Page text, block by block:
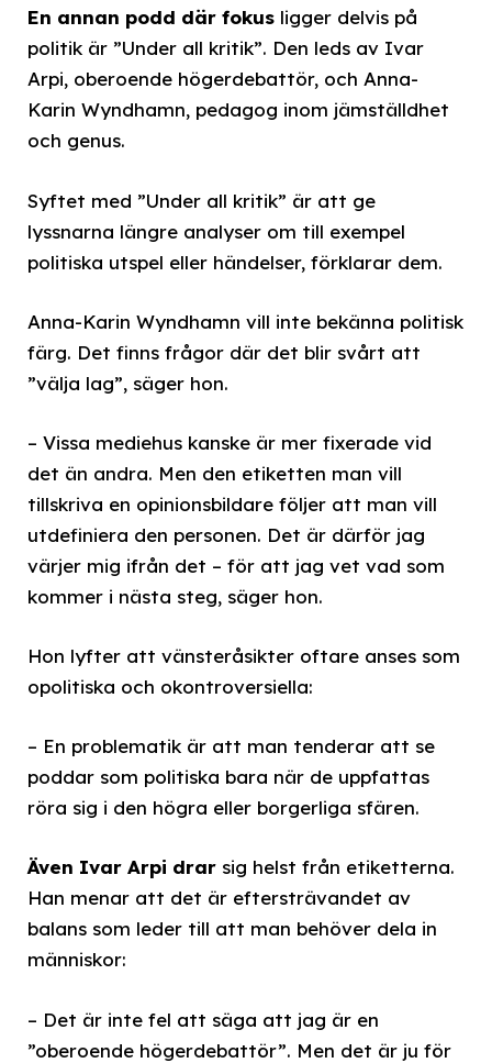
En annan podd där fokus ligger delvis på
politik är ”Under all kritik”. Den leds av Ivar
Arpi, oberoende högerdebattör, och Anna-
Karin Wyndhamn, pedagog inom jämställdhet
och genus.
Syftet med ”Under all kritik” är att ge
lyssnarna längre analyser om till exempel
politiska utspel eller händelser, förklarar dem.
Anna-Karin Wyndhamn vill inte bekänna politisk
färg. Det finns frågor där det blir svårt att
”välja lag”, säger hon.
– Vissa mediehus kanske är mer fixerade vid
det än andra. Men den etiketten man vill
tillskriva en opinionsbildare följer att man vill
utdefiniera den personen. Det är därför jag
värjer mig ifrån det – för att jag vet vad som
kommer i nästa steg, säger hon.
Hon lyfter att vänsteråsikter oftare anses som
opolitiska och okontroversiella:
– En problematik är att man tenderar att se
poddar som politiska bara när de uppfattas
röra sig i den högra eller borgerliga sfären.
Även Ivar Arpi drar sig helst från etiketterna.
Han menar att det är eftersträvandet av
balans som leder till att man behöver dela in
människor:
– Det är inte fel att säga att jag är en
”oberoende högerdebattör”. Men det är ju för